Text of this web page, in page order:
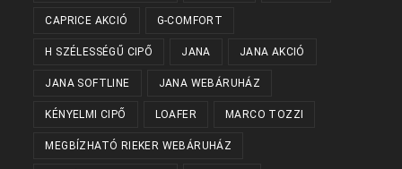
CAPRICE AKCIÓ G-COMFORT
H SZÉLESSÉGŰ CIPŐ JANA JANA AKCIÓ
JANA SOFTLINE JANA WEBÁRUHÁZ
KÉNYELMI CIPŐ LOAFER MARCO TOZZI
MEGBÍZHATÓ RIEKER WEBÁRUHÁZ